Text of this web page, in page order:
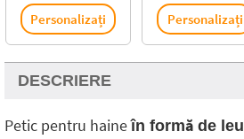
Personalizați Personalizați
DESCRIERE
Petic pentru haineîn formă de leu